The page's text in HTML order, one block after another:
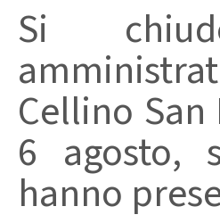
Si
Cellino
6 agosto,
hanno